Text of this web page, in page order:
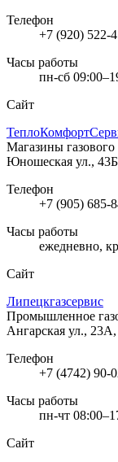
Телефон
+7 (920) 522-
Часы работы
пн-сб
Сайт
Магазины
Юношеская ул.,
Телефон
+7 (905) 685-
Часы работы
ежедневно,
Сайт
Липецкгазсервис
Промышленное
Ангарская ул.,
Телефон
+7 (4742) 90-
Часы работы
пн-чт
Сайт